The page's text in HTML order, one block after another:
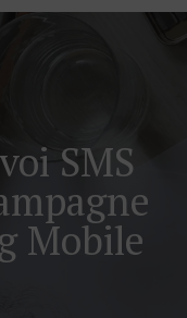
SMS
Mobile